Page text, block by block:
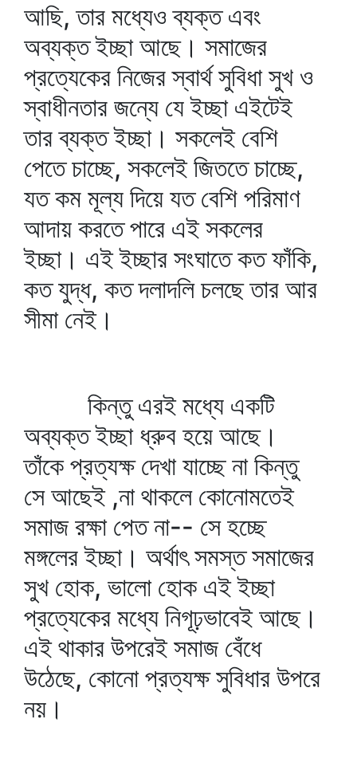
আছি, তার মধ্যেও ব্যক্ত এবং
অব্যক্ত ইচ্ছা আছে। সমাজের
প্রত্যেকের নিজের স্বার্থ সুবিধা সুখ ও
স্বাধীনতার জন্যে যে ইচ্ছা এইটেই
তার ব্যক্ত ইচ্ছা। সকলেই বেশি
পেতে চাচ্ছে, সকলেই জিততে চাচ্ছে,
যত কম মূল্য দিয়ে যত বেশি পরিমাণ
আদায় করতে পারে এই সকলের
ইচ্ছা। এই ইচ্ছার সংঘাতে কত ফাঁকি,
কত যুদ্ধ, কত দলাদলি চলছে তার আর
সীমা নেই।
কিন্তু এরই মধ্যে একটি
অব্যক্ত ইচ্ছা ধ্রুব হয়ে আছে।
তাঁকে প্রত্যক্ষ দেখা যাচ্ছে না কিন্তু
সে আছেই ,না থাকলে কোনোমতেই
সমাজ রক্ষা পেত না-- সে হচ্ছে
মঙ্গলের ইচ্ছা। অর্থাৎ সমস্ত সমাজের
সুখ হোক, ভালো হোক এই ইচ্ছা
প্রত্যেকের মধ্যে নিগূঢ়ভাবেই আছে।
এই থাকার উপরেই সমাজ বেঁধে
উঠেছে, কোনো প্রত্যক্ষ সুবিধার উপরে
নয়।